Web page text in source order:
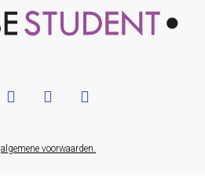
algemene voorwaarden.